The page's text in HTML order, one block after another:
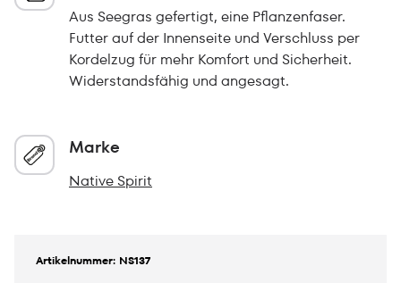
Aus Seegras gefertigt, eine Pflanzenfaser.
Futter auf der Innenseite und Verschluss per
Kordelzug für mehr Komfort und Sicherheit.
Widerstandsfähig und angesagt.
Marke
Native Spirit
Artikelnummer: NS137